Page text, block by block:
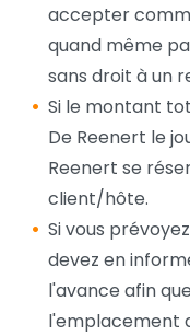
accepter
quand même
sans droit à un
Si le montant
De Reenert le
Reenert se
client/hôte.
Si vous
devez en
l'avance afin
l'emplacement